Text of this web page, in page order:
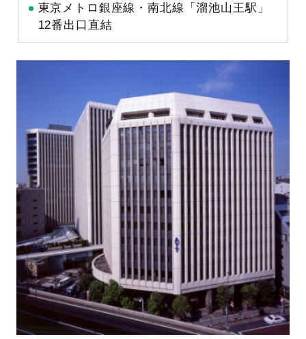
東京メトロ銀座線・南北線「溜池山王駅」
12番出口直結